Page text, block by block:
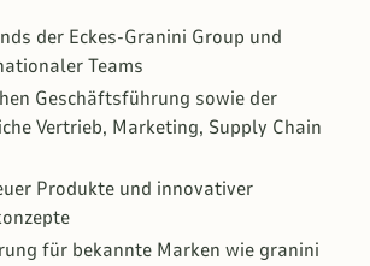
der Eckes-Granini Group und
Teams
Geschäftsführung sowie der
Vertrieb, Marketing, Supply Chain
Produkte und innovativer
für bekannte Marken wie granini